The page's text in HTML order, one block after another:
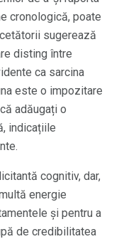
cronologică, poate
sugerează
disting între
ca sarcina
este o impozitare
adăugați o
indicațiile
cognitiv, dar,
energie
și pentru a
de credibilitatea